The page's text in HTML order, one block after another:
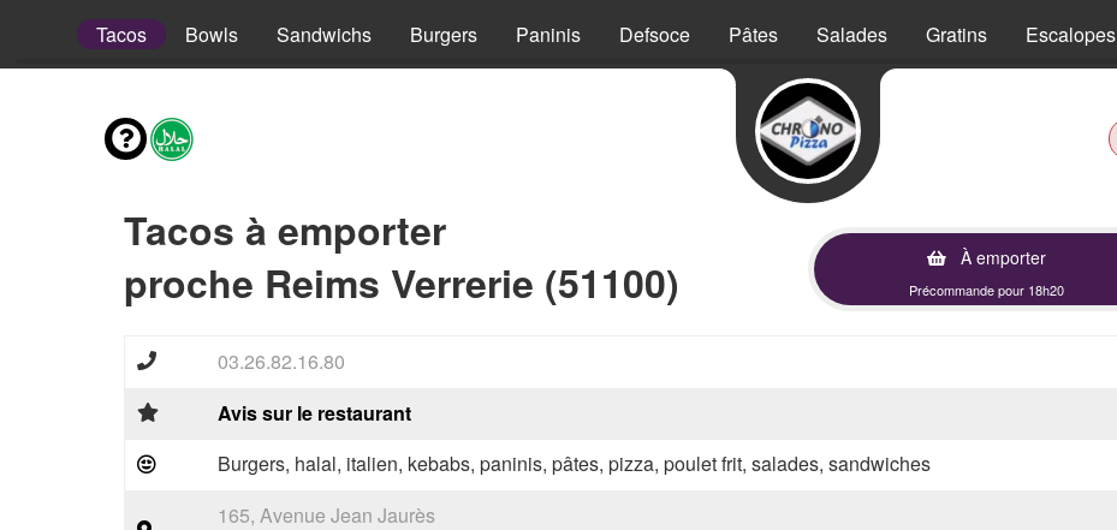
Tacos Bowls Sandwichs Burgers Paninis Defsoce Pâtes Salades Gratins Escalopes
Tacos à emporter
proche Reims Verrerie (51100)
À emporter
Précommande pour 18h20
03.26.82.16.80
Avis sur le restaurant
Burgers, halal, italien, kebabs, paninis, pâtes, pizza, poulet frit, salades, sandwiches
165, Avenue Jean Jaurès